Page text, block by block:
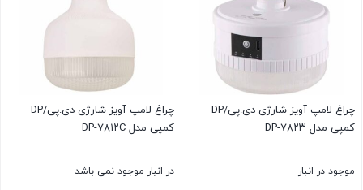
چراغ لامپ آویز شارژی دی.پی/DP
کمپی مدل DP-۷۸۲۳
موجود در انبار
چراغ لامپ آویز شارژی دی.پی/DP
کمپی مدل DP-۷۸۱۲C
در انبار موجود نمی باشد